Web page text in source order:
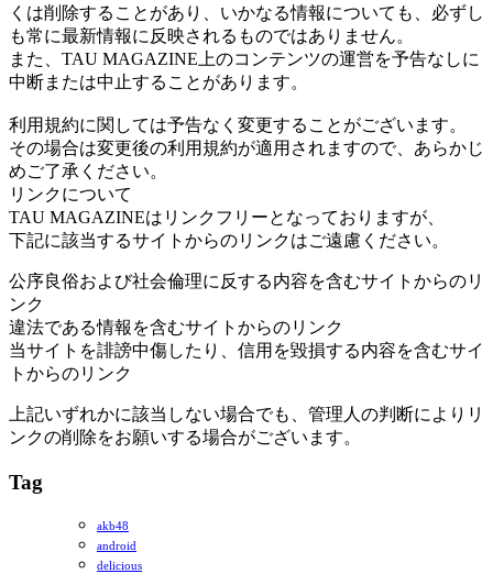
くは削除することがあり、いかなる情報についても、必ずし
も常に最新情報に反映されるものではありません。
また、TAU MAGAZINE上のコンテンツの運営を予告なしに
中断または中止することがあります。
利用規約に関しては予告なく変更することがございます。
その場合は変更後の利用規約が適用されますので、あらかじ
めご了承ください。
リンクについて
TAU MAGAZINEはリンクフリーとなっておりますが、
下記に該当するサイトからのリンクはご遠慮ください。
公序良俗および社会倫理に反する内容を含むサイトからのリ
ンク
違法である情報を含むサイトからのリンク
当サイトを誹謗中傷したり、信用を毀損する内容を含むサイ
トからのリンク
上記いずれかに該当しない場合でも、管理人の判断によりリ
ンクの削除をお願いする場合がございます。
Tag
akb48
android
delicious